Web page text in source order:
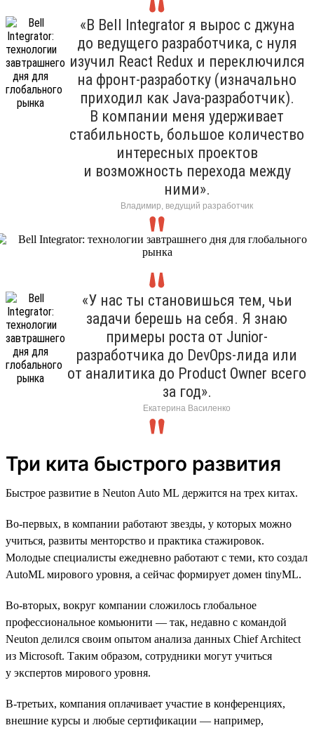
«В Bell Integrator я вырос с джуна
до ведущего разработчика, с нуля
изучил React Redux и переключился
на фронт-разработку (изначально
приходил как Java-разработчик).
В компании меня удерживает
стабильность, большое количество
интересных проектов
и возможность перехода между
ними».
Владимир, ведущий разработчик
«У нас ты становишься тем, чьи
задачи берешь на себя. Я знаю
примеры роста от Junior-
разработчика до DevOps-лида или
от аналитика до Product Owner всего
за год».
Екатерина Василенко
Три кита быстрого развития
Быстрое развитие в Neuton Auto ML держится на трех китах.
Во-первых, в компании работают звезды, у которых можно
учиться, развиты менторство и практика стажировок.
Молодые специалисты ежедневно работают с теми, кто создал
AutoML мирового уровня, а сейчас формирует домен tinyML.
Во-вторых, вокруг компании сложилось глобальное
профессиональное комьюнити — так, недавно с командой
Neuton делился своим опытом анализа данных Chief Architect
из Microsoft. Таким образом, сотрудники могут учиться
у экспертов мирового уровня.
В-третьих, компания оплачивает участие в конференциях,
внешние курсы и любые сертификации — например,